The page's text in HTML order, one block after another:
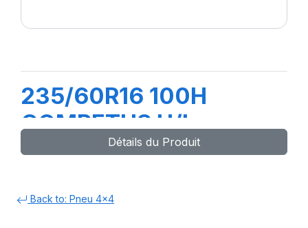
235/60R16 100H
COMPETUS H/L
Détails du Produit
Back to: Pneu 4x4